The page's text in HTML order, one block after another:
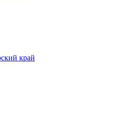
край